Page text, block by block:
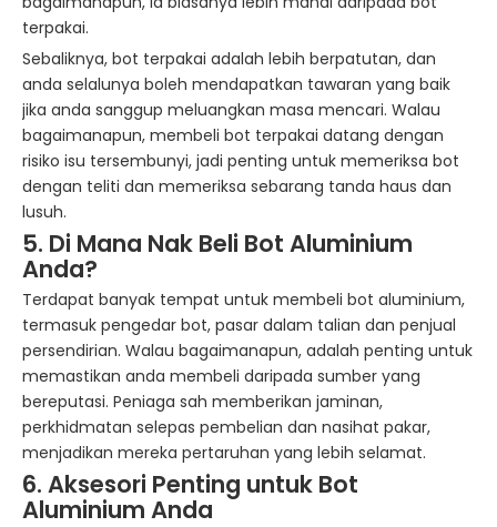
terpakai.
Sebaliknya, bot terpakai adalah lebih berpatutan, dan
anda selalunya boleh mendapatkan tawaran yang baik
jika anda sanggup meluangkan masa mencari. Walau
bagaimanapun, membeli bot terpakai datang dengan
risiko isu tersembunyi, jadi penting untuk memeriksa bot
dengan teliti dan memeriksa sebarang tanda haus dan
lusuh.
5. Di Mana Nak Beli Bot Aluminium
Anda?
Terdapat banyak tempat untuk membeli bot aluminium,
termasuk pengedar bot, pasar dalam talian dan penjual
persendirian. Walau bagaimanapun, adalah penting untuk
memastikan anda membeli daripada sumber yang
bereputasi. Peniaga sah memberikan jaminan,
perkhidmatan selepas pembelian dan nasihat pakar,
menjadikan mereka pertaruhan yang lebih selamat.
6. Aksesori Penting untuk Bot
Aluminium Anda